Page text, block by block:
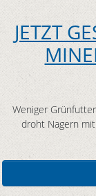
JETZT
Weniger
droht Nagern